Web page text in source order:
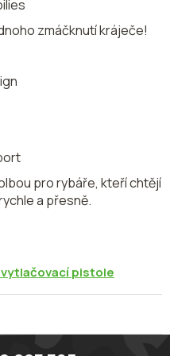
zmáčknutí kráječe!
pro rybáře, kteří chtějí
a přesně.
pistole